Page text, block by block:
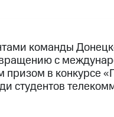
команды
с
призом в конкурсе
студентов